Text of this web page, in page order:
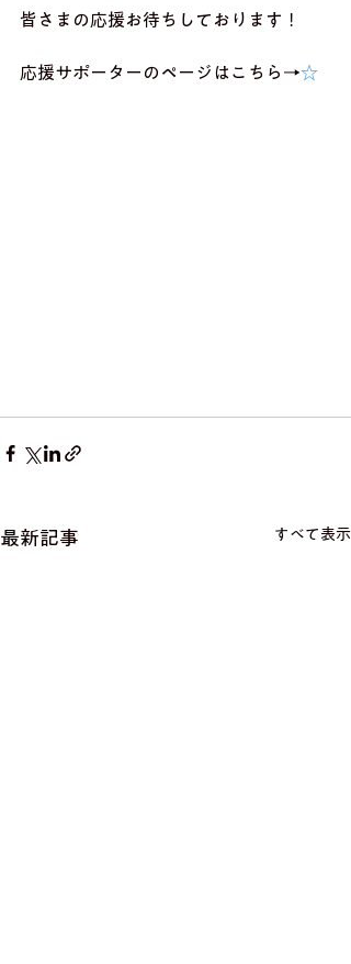
皆さまの応援お待ちしております！
応援サポーターのページはこちら→☆
最新記事 すべて表示